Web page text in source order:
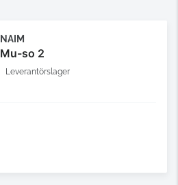
NAIM
Mu-so 2
Leverantörslager